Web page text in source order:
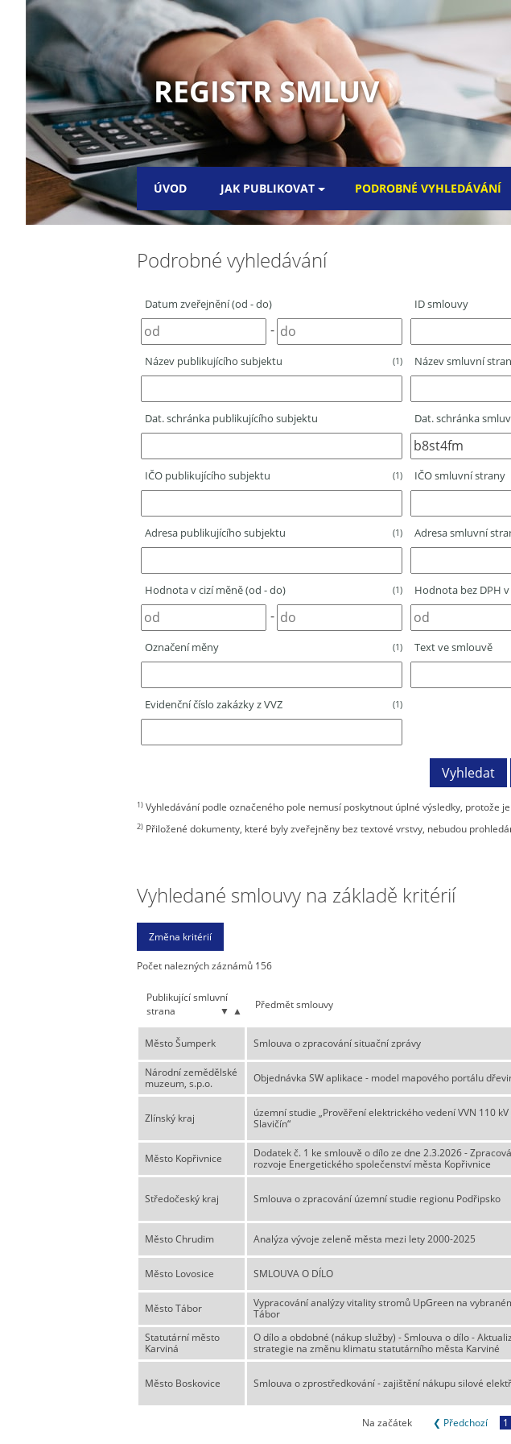
REGISTR SMLUV
ÚVOD JAK PUBLIKOVAT PODROBNÉ VYHLEDÁVÁNÍ
Podrobné vyhledávání
Datum zveřejnění (od - do)
-
Název publikujícího subjektu (1)
Dat. schránka publikujícího subjektu
IČO publikujícího subjektu (1)
Adresa publikujícího subjektu (1)
Hodnota v cizí měně (od - do) (1)
-
Označení měny (1)
Evidenční číslo zakázky z VVZ (1)
ID smlouvy
Název smluvní
Dat. schránka
IČO smluvní strany
Adresa smluvní
Hodnota bez DPH v
Text ve smlouvě
1)Vyhledávání podle označeného pole nemusí poskytnout úplné výsledky, protože
2)Přiložené dokumenty, které byly zveřejněny bez textové vrstvy, nebudou
Vyhledané smlouvy na základě kritérií
Počet nalezných záznámů 156
Publikující smluvní
strana
▲
▼ Předmět smlouvy
Město Šumperk
Smlouva o zpracování situační zprávy
Národní zemědělské
muzeum, s.p.o.
Objednávka SW aplikace - model mapového portálu
Zlínský kraj
územní studie „Prověření elektrického vedení VVN 110 kV
Slavičín“
Město Kopřivnice
Dodatek č. 1 ke smlouvě o dílo ze dne 2.3.2026 -
rozvoje Energetického společenství města Kopřivnice
Středočeský kraj Smlouva o zpracování územní studie regionu Podřipsko
Město Chrudim Analýza vývoje zeleně města mezi lety 2000-2025
Město Lovosice SMLOUVA O DÍLO
Město Tábor
Vypracování analýzy vitality stromů UpGreen na
Tábor
Statutární město
Karviná
O dílo a obdobné (nákup služby) - Smlouva o dílo -
strategie na změnu klimatu statutárního města Karviné
Město Boskovice Smlouva o zprostředkování - zajištění nákupu silové
Na začátek ❮ Předchozí 1